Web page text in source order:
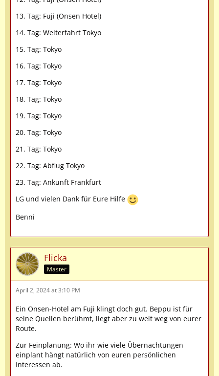
13. Tag: Fuji (Onsen Hotel)
14. Tag: Weiterfahrt Tokyo
15. Tag: Tokyo
16. Tag: Tokyo
17. Tag: Tokyo
18. Tag: Tokyo
19. Tag: Tokyo
20. Tag: Tokyo
21. Tag: Tokyo
22. Tag: Abflug Tokyo
23. Tag: Ankunft Frankfurt
LG und vielen Dank für Eure Hilfe
Benni
Flicka
Master
April 2, 2024 at 3:10 PM
Ein Onsen-Hotel am Fuji klingt doch gut. Beppu ist für
seine Quellen berühmt, liegt aber zu weit weg von eurer
Route.
Zur Feinplanung: Wo ihr wie viele Übernachtungen
einplant hängt natürlich von euren persönlichen
Interessen ab.